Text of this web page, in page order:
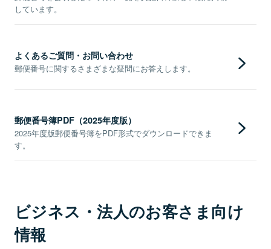
しています。
よくあるご質問・お問い合わせ
郵便番号に関するさまざまな疑問にお答えします。
郵便番号簿PDF（2025年度版）
2025年度版郵便番号簿をPDF形式でダウンロードできま
す。
ビジネス・法人のお客さま向け
情報